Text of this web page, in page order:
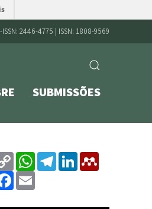
ISSN: 2446-4775 | ISSN: 1808-9569
SUBMISSÕES
Copy
LinkWhatsApp
Telegram
LinkedIn
Facebook
Email